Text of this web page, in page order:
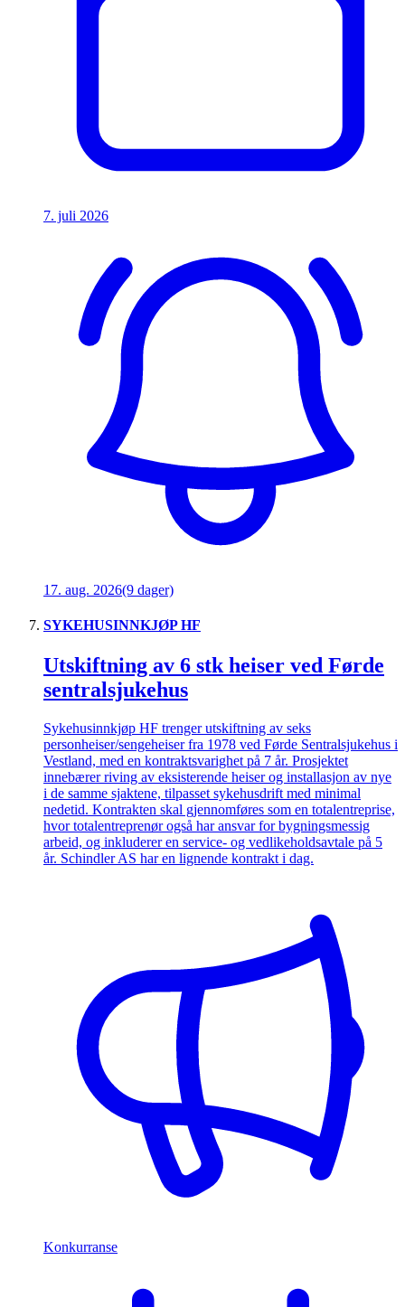
7. juli 2026
17. aug. 2026(9 dager)
SYKEHUSINNKJØP HF
Utskiftning av 6 stk heiser ved Førde
sentralsjukehus
Sykehusinnkjøp HF trenger utskiftning av seks
personheiser/sengeheiser fra 1978 ved Førde Sentralsjukehus i
Vestland, med en kontraktsvarighet på 7 år. Prosjektet
innebærer riving av eksisterende heiser og installasjon av nye
i de samme sjaktene, tilpasset sykehusdrift med minimal
nedetid. Kontrakten skal gjennomføres som en totalentreprise,
hvor totalentreprenør også har ansvar for bygningsmessig
arbeid, og inkluderer en service- og vedlikeholdsavtale på 5
år. Schindler AS har en lignende kontrakt i dag.
Konkurranse